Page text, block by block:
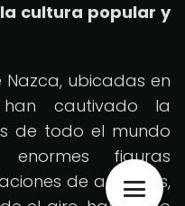
la cultura popular y
Nazca, ubicadas en
cautivado la
de todo el mundo
figuras
de animales,